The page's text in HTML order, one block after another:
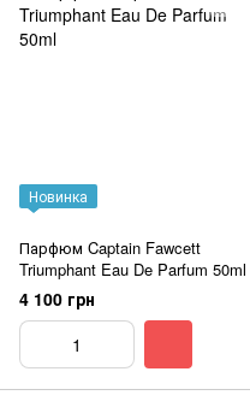
Новинка
Парфюм Captain Fawcett
Triumphant Eau De Parfum 50ml
4 100 грн